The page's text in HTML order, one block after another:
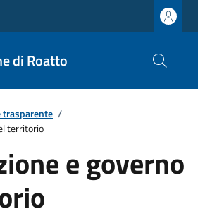
di Roatto
trasparente /
territorio
e governo